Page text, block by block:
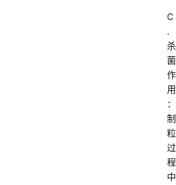
C
.
杀
菌
作
用
：
制
粒
过
程
中